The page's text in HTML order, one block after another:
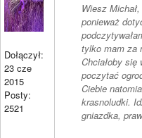
Dołączył:
23 cze
2015
Posty:
2521
Wiesz
ponieważ
tylko mam za
Chciałoby
poczytać
Ciebie
krasnoludki.
gniazdka,